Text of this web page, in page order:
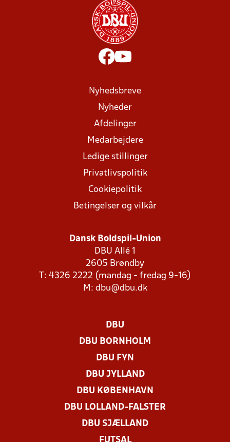
Nyhedsbreve
Nyheder
Afdelinger
Medarbejdere
Ledige stillinger
Privatlivspolitik
Cookiepolitik
Betingelser og vilkår
Dansk Boldspil-Union
DBU Allé 1
2605 Brøndby
T: 4326 2222 (mandag - fredag 9-16)
M: dbu@dbu.dk
DBU
DBU BORNHOLM
DBU FYN
DBU JYLLAND
DBU KØBENHAVN
DBU LOLLAND-FALSTER
DBU SJÆLLAND